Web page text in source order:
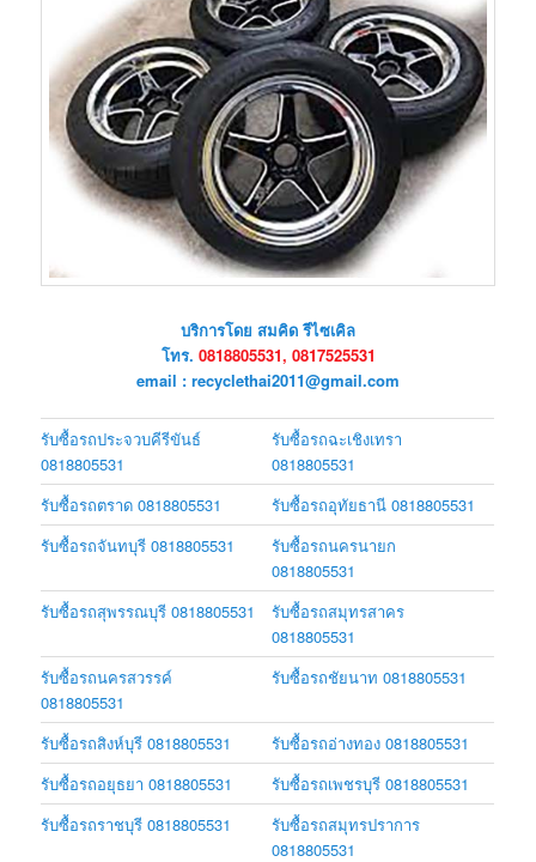
บริการโดย สมคิด รีไซเคิล
โทร. 0818805531, 0817525531
email : recyclethai2011@gmail.com
รับซื้อรถประจวบคีรีขันธ์
0818805531
รับซื้อรถฉะเชิงเทรา
0818805531
รับซื้อรถตราด 0818805531
รับซื้อรถอุทัยธานี 0818805531
รับซื้อรถจันทบุรี 0818805531
รับซื้อรถนครนายก
0818805531
รับซื้อรถสุพรรณบุรี 0818805531
รับซื้อรถสมุทรสาคร
0818805531
รับซื้อรถนครสวรรค์
0818805531
รับซื้อรถชัยนาท 0818805531
รับซื้อรถสิงห์บุรี 0818805531
รับซื้อรถอ่างทอง 0818805531
รับซื้อรถอยุธยา 0818805531
รับซื้อรถเพชรบุรี 0818805531
รับซื้อรถราชบุรี 0818805531
รับซื้อรถสมุทรปราการ
0818805531